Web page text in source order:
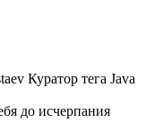
Куратор тега Java
до исчерпания